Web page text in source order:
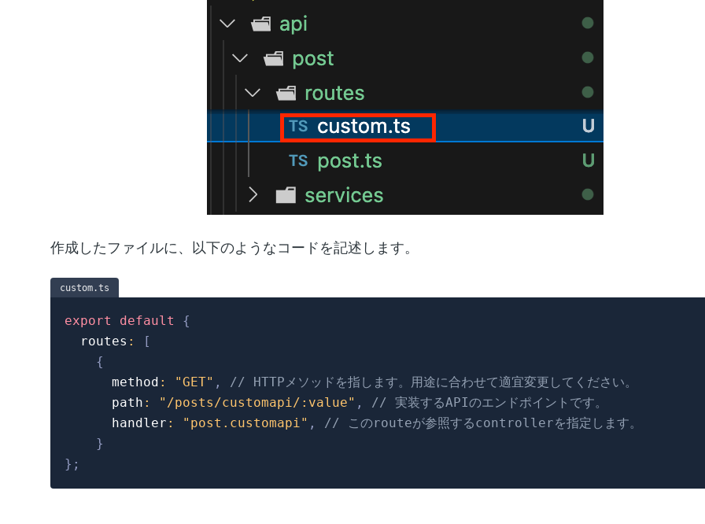
作成したファイルに、以下のようなコードを記述します。
custom.ts
export default
{
  routes
:
[
{
      method
: "GET" ,
// HTTPメソッドを指します。用途に合わせて適宜変更してください。
      path
: "/posts/customapi/:value" ,
// 実装するAPIのエンドポイントです。
      handler
: "post.customapi" ,
// このrouteが参照するcontrollerを指定します。
}
} ;